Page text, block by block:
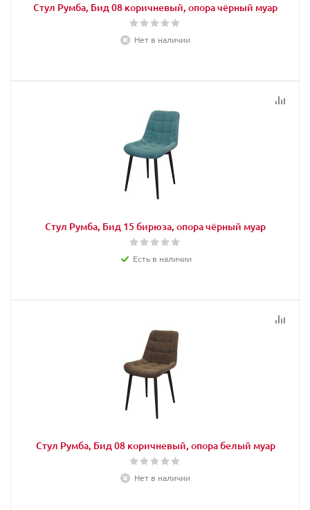
Стул Румба, Бид 08 коричневый, опора чёрный муар
Нет в наличии
Стул Румба, Бид 15 бирюза, опора чёрный муар
Есть в наличии
Стул Румба, Бид 08 коричневый, опора белый муар
Нет в наличии